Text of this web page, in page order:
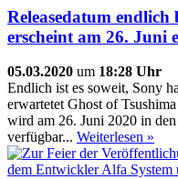
Releasedatum
erscheint am 26. Juni
05.03.2020 um 18:28 Uhr
Endlich ist es soweit, Sony
erwartetet Ghost of
wird am 26. Juni 2020 in
verfügbar... Weiterlesen »